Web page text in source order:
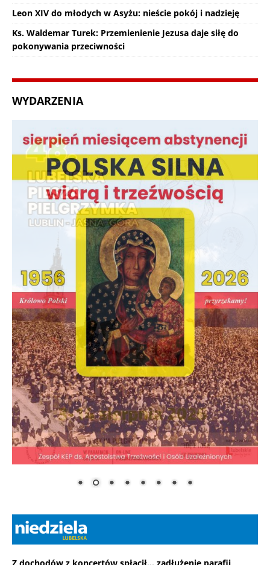
Leon XIV do młodych w Asyżu: nieście pokój i nadzieję
Ks. Waldemar Turek: Przemienienie Jezusa daje siłę do
pokonywania przeciwności
WYDARZENIA